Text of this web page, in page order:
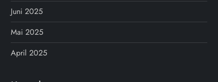
Juni 2025
Mai 2025
April 2025